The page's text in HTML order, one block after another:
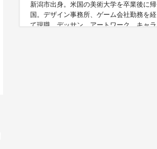
新潟市出身。米国の美術大学を卒業後に帰
国。デザイン事務所、ゲーム会社勤務を経
て現職。デッサン、アートワーク、キャラ